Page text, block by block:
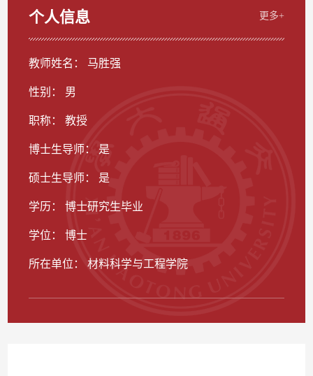
个人信息 更多+
教师姓名： 马胜强
性别： 男
职称： 教授
博士生导师： 是
硕士生导师： 是
学历： 博士研究生毕业
学位： 博士
所在单位： 材料科学与工程学院